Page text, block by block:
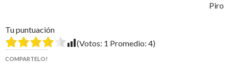
Piro
Tu puntuación
(Votos: 1 Promedio: 4)
COMPARTELO!